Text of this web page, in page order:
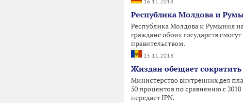
Республика Молдова и
Республика Молдова и Румыния
граждане обоих государств
правительством.
15.11.2018
Жиздан обещает
Министерство внутренних дел
50 процентов по сравнению с
передает IPN.